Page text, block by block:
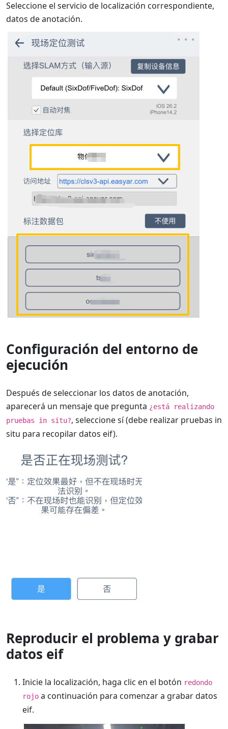
Seleccione el servicio de localización correspondiente,
datos de anotación.
Configuración del entorno de
ejecución
Después de seleccionar los datos de anotación,
aparecerá un mensaje que pregunta ¿está realizando
pruebas in situ?, seleccione sí (debe realizar pruebas in
situ para recopilar datos eif).
Reproducir el problema y grabar
datos eif
Inicie la localización, haga clic en el botón redondo
rojo a continuación para comenzar a grabar datos
eif.